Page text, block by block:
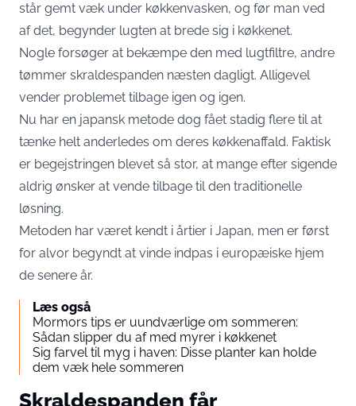
står gemt væk under køkkenvasken, og før man ved
af det, begynder lugten at brede sig i køkkenet.
Nogle forsøger at bekæmpe den med lugtfiltre, andre
tømmer skraldespanden næsten dagligt. Alligevel
vender problemet tilbage igen og igen.
Nu har en japansk metode dog fået stadig flere til at
tænke helt anderledes om deres køkkenaffald. Faktisk
er begejstringen blevet så stor, at mange efter sigende
aldrig ønsker at vende tilbage til den traditionelle
løsning.
Metoden har været kendt i årtier i Japan, men er først
for alvor begyndt at vinde indpas i europæiske hjem
de senere år.
Læs også
Mormors tips er uundværlige om sommeren:
Sådan slipper du af med myrer i køkkenet
Sig farvel til myg i haven: Disse planter kan holde
dem væk hele sommeren
Skraldespanden får